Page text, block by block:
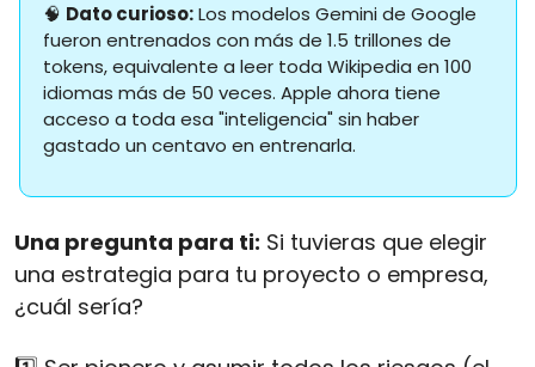
🧠 Dato curioso: Los modelos Gemini de Google
fueron entrenados con más de 1.5 trillones de
tokens, equivalente a leer toda Wikipedia en 100
idiomas más de 50 veces. Apple ahora tiene
acceso a toda esa "inteligencia" sin haber
gastado un centavo en entrenarla.
Una pregunta para ti: Si tuvieras que elegir
una estrategia para tu proyecto o empresa,
¿cuál sería?